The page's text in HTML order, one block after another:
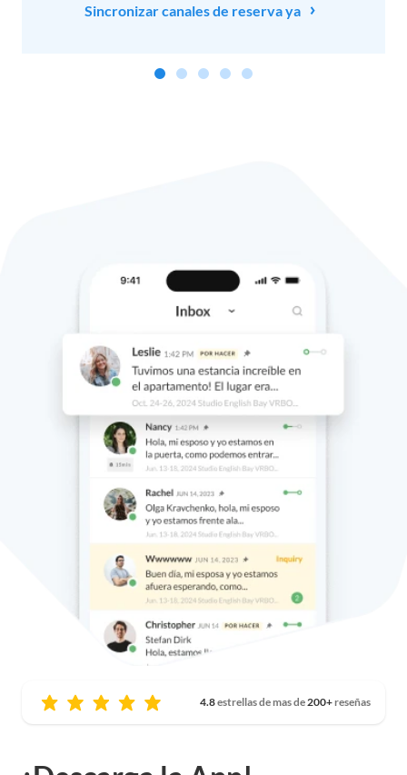
Sincronizar canales de reserva ya
4.8estrellas de mas de200+reseñas